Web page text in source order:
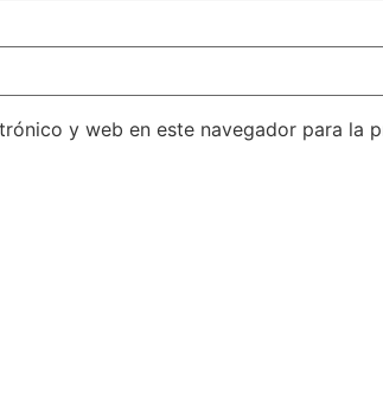
y web en este navegador para la